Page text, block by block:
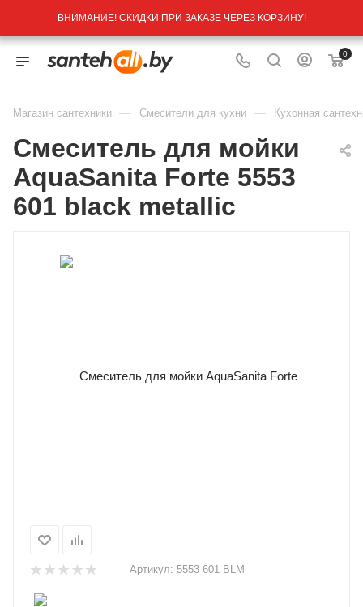
ВНИМАНИЕ! СКИДКИ ПРИ ЗАКАЗЕ ЧЕРЕЗ КОРЗИНУ!
0
Магазин сантехники — Смесители для кухни — Кухонная
Смеситель для мойки
AquaSanita Forte 5553
601 black metallic
Артикул: 5553 601 BLM